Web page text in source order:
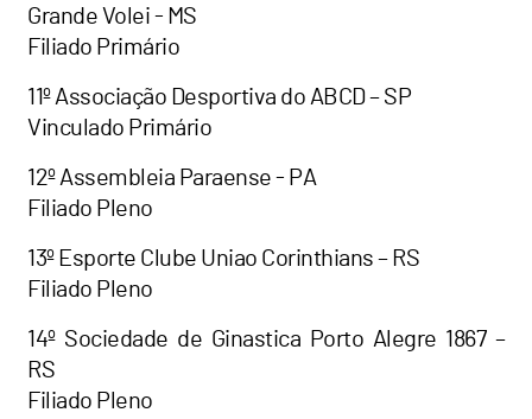
Grande Volei - MS
Filiado Primário
11º Associação Desportiva do ABCD – SP
Vinculado Primário
12º Assembleia Paraense - PA
Filiado Pleno
13º Esporte Clube Uniao Corinthians – RS
Filiado Pleno
14º Sociedade de Ginastica Porto Alegre 1867 –
RS
Filiado Pleno